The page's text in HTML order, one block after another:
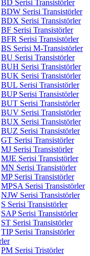
BD Serisi Transistörler
BDW Serisi Transistörler
BDX Serisi Transistörler
BF Serisi Transistörler
BFR Serisi Transistörler
BS Serisi M-Transistörler
BU Serisi Transistörler
BUH Serisi Transistörler
BUK Serisi Transistörler
BUL Serisi Transistörler
BUP Serisi Transistörler
BUT Serisi Transistörler
BUV Serisi Transistörler
BUX Serisi Transistörler
BUZ Serisi Transistörler
GT Serisi Transistörler
MJ Serisi Transistörler
MJE Serisi Transistörler
MN Serisi Transistörler
MP Serisi Transistörler
MPSA Serisi Transistörler
NJW Serisi Transistörler
S Serisi Transistörler
SAP Serisi Transistörler
ST Serisi Transistörler
TIP Serisi Transistörler
PM Serisi Tristörler